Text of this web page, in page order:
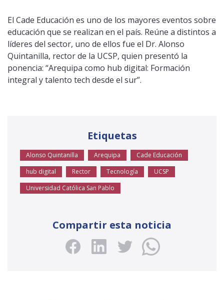
El Cade Educación es uno de los mayores eventos sobre
educación que se realizan en el país. Reúne a distintos a
líderes del sector, uno de ellos fue el Dr. Alonso
Quintanilla, rector de la UCSP, quien presentó la
ponencia: “Arequipa como hub digital: Formación
integral y talento tech desde el sur”.
Etiquetas
Alonso Quintanilla Arequipa
Cade Educación
hub digital
Rector Tecnología
UCSP
Universidad Católica San Pablo
Compartir esta noticia